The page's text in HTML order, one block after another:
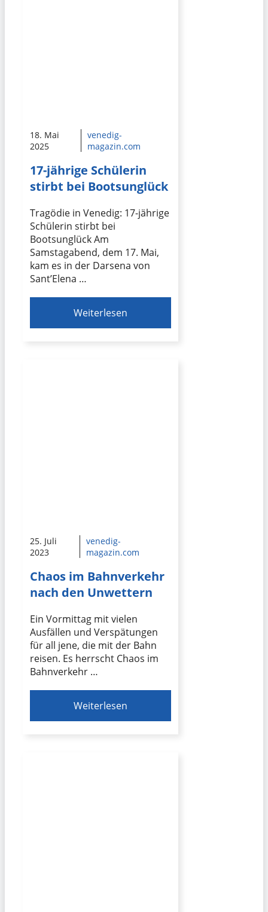
18. Mai
2025
venedig-
magazin.com
17-jährige Schülerin
stirbt bei Bootsunglück
Tragödie in Venedig: 17-jährige
Schülerin stirbt bei
Bootsunglück Am
Samstagabend, dem 17. Mai,
kam es in der Darsena von
Sant’Elena …
Weiterlesen
25. Juli
2023
venedig-
magazin.com
Chaos im Bahnverkehr
nach den Unwettern
Ein Vormittag mit vielen
Ausfällen und Verspätungen
für all jene, die mit der Bahn
reisen. Es herrscht Chaos im
Bahnverkehr …
Weiterlesen